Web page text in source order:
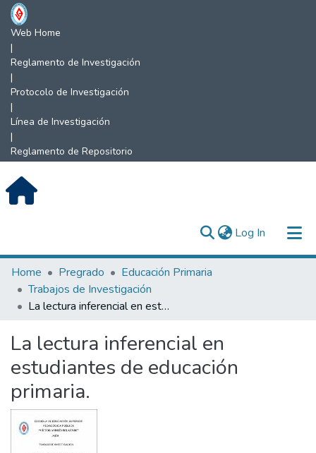
Web Home
|
Reglamento de Investigación
|
Protocolo de Investigación
|
Línea de Investigación
|
Reglamento de Repositorio
Log In (current)
Communities & Collections
All of DSpace
Home Pregrado
Educación Primaria
Trabajos de Investigación
La lectura inferencial en estudiantes de educación primaria.
La lectura inferencial en
estudiantes de educación
primaria.